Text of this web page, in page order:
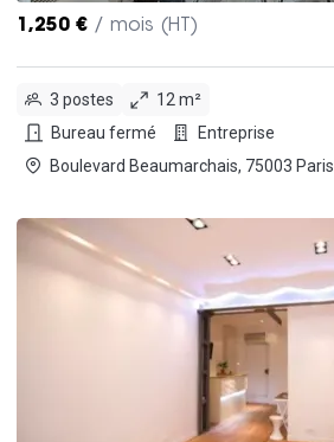
1,250 € / mois (HT)
3 postes
12 m²
Bureau fermé
Entreprise
Boulevard Beaumarchais, 75003 Paris